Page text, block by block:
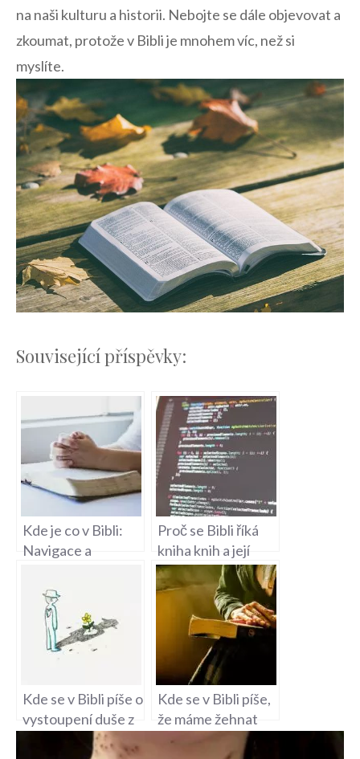
na naši kulturu a historii. Nebojte se dále​ objevovat a
zkoumat, ⁢protože v Bibli je mnohem víc, než si‍
myslíte.
Související příspěvky:
Kde je co v Bibli:
Navigace a
posvátném textu
Proč se Bibli říká
kniha knih a její
význam?
Kde se v Bibli píše o
vystoupení duše z
těla? Esoterické
Kde se v Bibli píše,
že máme žehnat
Izraeli? Etické